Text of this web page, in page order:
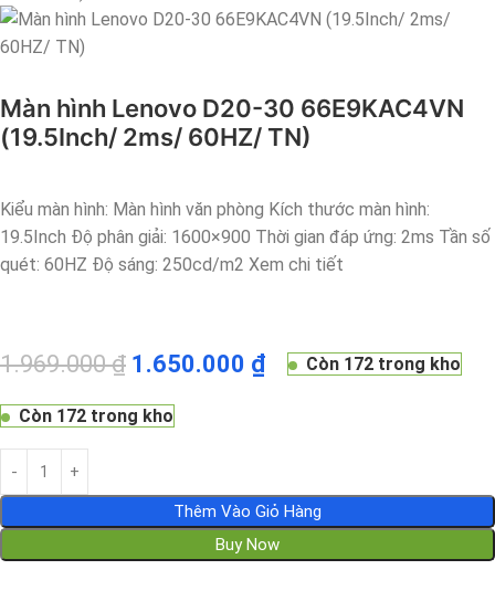
Màn hình Lenovo D20-30 66E9KAC4VN
(19.5Inch/ 2ms/ 60HZ/ TN)
Kiểu màn hình: Màn hình văn phòng Kích thước màn hình:
19.5Inch Độ phân giải: 1600×900 Thời gian đáp ứng: 2ms Tần số
quét: 60HZ Độ sáng: 250cd/m2 Xem chi tiết
1.969.000₫ 1.650.000 ₫ Còn 172 trong kho
Còn 172 trong kho
Thêm Vào Giỏ Hàng
Buy Now